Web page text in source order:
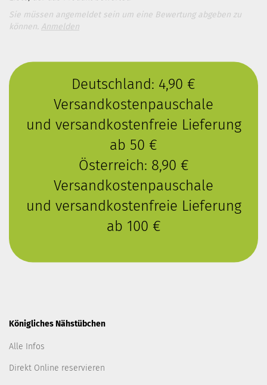
Sie müssen angemeldet sein um eine Bewertung abgeben zu
können. Anmelden
Deutschland: 4,90 €
Versandkostenpauschale
und versandkostenfreie Lieferung
ab 50 €
Österreich: 8,90 €
Versandkostenpauschale
und versandkostenfreie Lieferung
ab 100 €
Königliches Nähstübchen
Alle Infos
Direkt Online reservieren